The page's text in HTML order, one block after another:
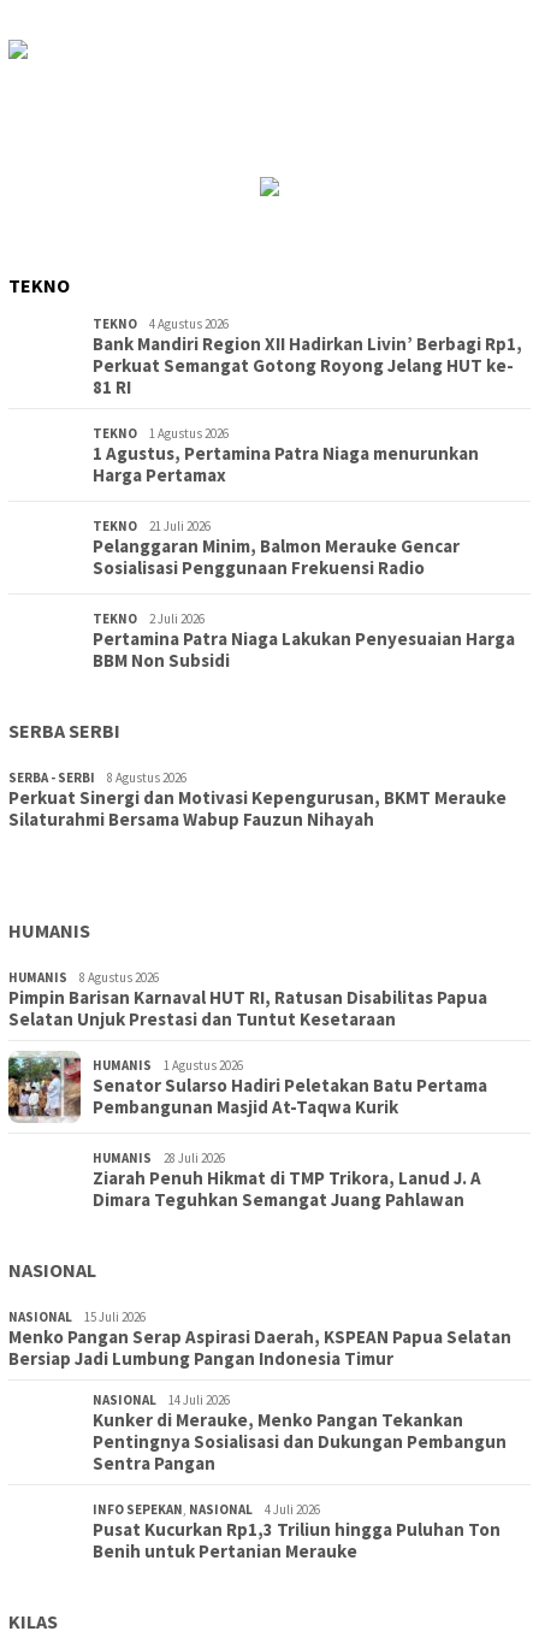
TEKNO
TEKNO 4 Agustus 2026
Bank Mandiri Region XII Hadirkan Livin’ Berbagi Rp1,
Perkuat Semangat Gotong Royong Jelang HUT ke-
81 RI
TEKNO 1 Agustus 2026
1 Agustus, Pertamina Patra Niaga menurunkan
Harga Pertamax
TEKNO 21 Juli 2026
Pelanggaran Minim, Balmon Merauke Gencar
Sosialisasi Penggunaan Frekuensi Radio
TEKNO 2 Juli 2026
Pertamina Patra Niaga Lakukan Penyesuaian Harga
BBM Non Subsidi
SERBA SERBI
SERBA - SERBI 8 Agustus 2026
Perkuat Sinergi dan Motivasi Kepengurusan, BKMT Merauke
Silaturahmi Bersama Wabup Fauzun Nihayah
TOPIK 30 Juli 2026
Wujudkan Sekolah Adiwiyata:SD Inpres Polder Merauke
HUMANIS
HUMANIS 8 Agustus 2026
Pimpin Barisan Karnaval HUT RI, Ratusan Disabilitas Papua
Selatan Unjuk Prestasi dan Tuntut Kesetaraan
HUMANIS 1 Agustus 2026
Senator Sularso Hadiri Peletakan Batu Pertama
Pembangunan Masjid At-Taqwa Kurik
HUMANIS 28 Juli 2026
Ziarah Penuh Hikmat di TMP Trikora, Lanud J. A
Dimara Teguhkan Semangat Juang Pahlawan
NASIONAL
NASIONAL 15 Juli 2026
Menko Pangan Serap Aspirasi Daerah, KSPEAN Papua Selatan
Bersiap Jadi Lumbung Pangan Indonesia Timur
NASIONAL 14 Juli 2026
Kunker di Merauke, Menko Pangan Tekankan
Pentingnya Sosialisasi dan Dukungan Pembangun
Sentra Pangan
INFO SEPEKAN, NASIONAL 4 Juli 2026
Pusat Kucurkan Rp1,3 Triliun hingga Puluhan Ton
Benih untuk Pertanian Merauke
KILAS